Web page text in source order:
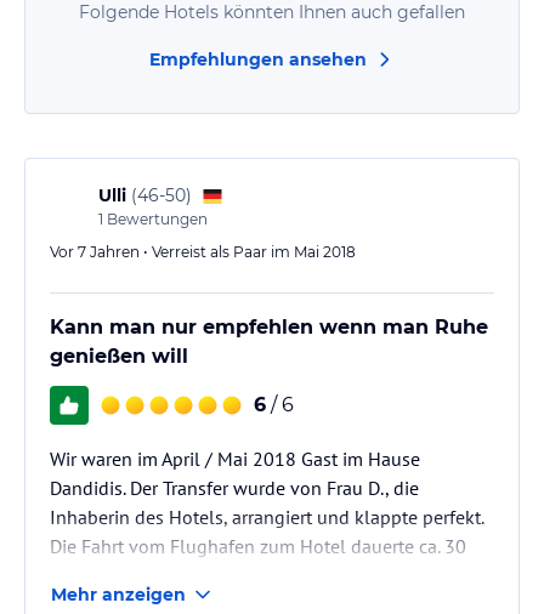
Folgende Hotels könnten Ihnen auch gefallen
Empfehlungen ansehen
Ulli (46-50)
1 Bewertungen
Vor 7 Jahren • Verreist als Paar im Mai 2018
Kann man nur empfehlen wenn man Ruhe
genießen will
6 / 6
Wir waren im April / Mai 2018 Gast im Hause
Dandidis. Der Transfer wurde von Frau D., die
Inhaberin des Hotels, arrangiert und klappte perfekt.
Die Fahrt vom Flughafen zum Hotel dauerte ca. 30
Empfang genommen. Die Verständigung erfolgt in
Mehr anzeigen